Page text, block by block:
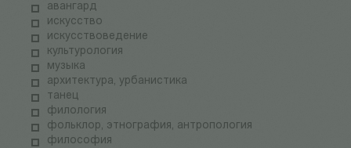
авангард
искусство
искусствоведение
культурология
музыка
архитектура, урбанистика
танец
филология
фольклор, этнография, антропология
философия